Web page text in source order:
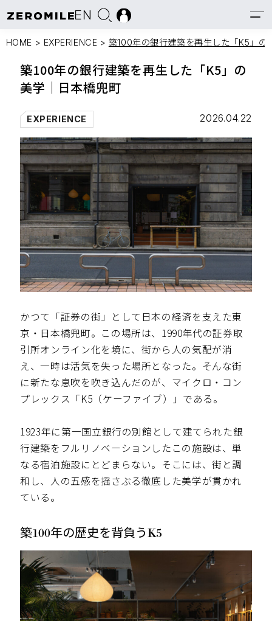
EN
HOME > EXPERIENCE > 築100年の銀行建築を再生した「K5」の
築100年の銀行建築を再生した「K5」の
美学｜日本橋兜町
EXPERIENCE 2026.04.22
かつて「証券の街」として日本の経済を支えた東
京・日本橋兜町。この場所は、1990年代の証券取
引所オンライン化を境に、街から人の気配が消
え、一時は活気を失った場所となった。そんな街
に新たな息吹を吹き込んだのが、マイクロ・コン
プレックス「K5（ケーファイブ）」である。
1923年に第一国立銀行の別館として建てられた銀
行建築をフルリノベーションしたこの施設は、単
なる宿泊施設にとどまらない。そこには、街と調
和し、人の五感を揺さぶる徹底した美学が貫かれ
ている。
築100年の歴史を背負うK5